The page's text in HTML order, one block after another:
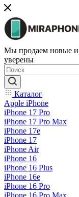
Мы продаем новые и
уверены
Каталог
Apple iPhone
iPhone 17 Pro
iPhone 17 Pro Max
iPhone 17e
iPhone 17
iPhone Air
iPhone 16
iPhone 16 Plus
iPhone 16e
iPhone 16 Pro
iPhone 16 Pro Max